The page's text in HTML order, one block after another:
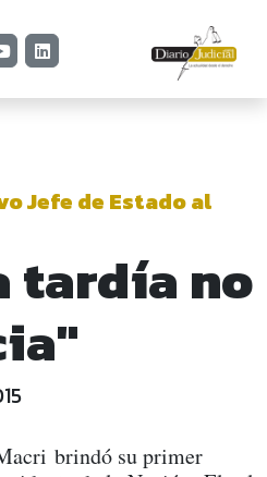
Jefe de Estado al
tardía no
brindó su primer